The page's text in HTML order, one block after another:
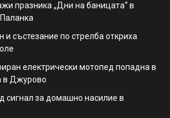
празника „Дни на баницата“ в
и състезание по стрелба откриха
електрически мотопед попадна в
в Джурово
за домашно насилие в